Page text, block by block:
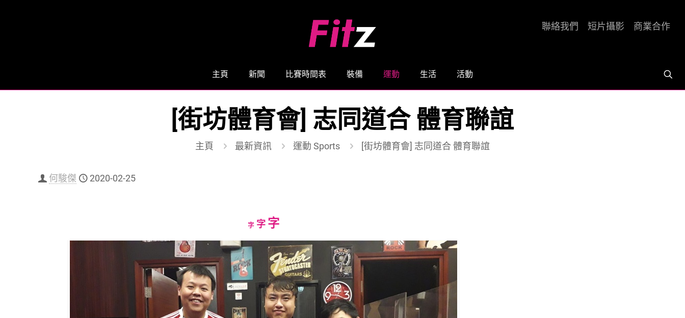
主頁 新聞 比賽時間表 裝備 運動 生活 活動
聯絡我們 短片攝影 商業合作
[街坊體育會] 志同道合 體育聯誼
主頁 最新資訊 運動 Sports [街坊體育會] 志同道合 體育聯誼
何駿傑 2020-02-25
字Decrease
size.
字Reset
size.
字Increase
font
size.